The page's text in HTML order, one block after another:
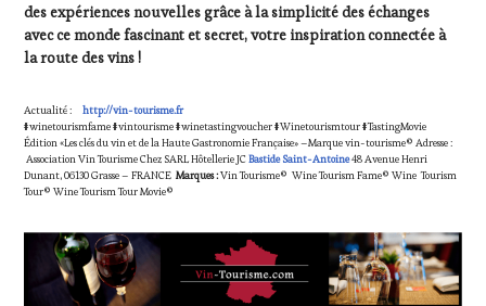
des expériences nouvelles grâce à la simplicité des échanges
avec ce monde fascinant et secret, votre inspiration connectée à
la route des vins !
Actualité :http://vin-tourisme.fr
#winetourismfame #vintourisme #winetastingvoucher #Winetourismtour #TastingMovie
Édition «Les clés du vin et de la Haute Gastronomie Française» –Marque vin-tourisme© Adresse :
Association Vin Tourisme Chez SARL Hôtellerie JCBastide Saint-Antoine48 Avenue Henri
Dunant, 06130 Grasse – FRANCE Marques :Vin Tourisme© Wine Tourism Fame© Wine Tourism
Tour© Wine Tourism Tour Movie©